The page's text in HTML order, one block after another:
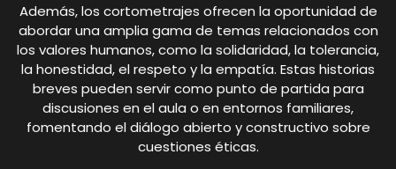
Además, los cortometrajes ofrecen la oportunidad de
abordar una amplia gama de temas relacionados con
los valores humanos, como la solidaridad, la tolerancia,
la honestidad, el respeto y la empatía. Estas historias
breves pueden servir como punto de partida para
discusiones en el aula o en entornos familiares,
fomentando el diálogo abierto y constructivo sobre
cuestiones éticas.